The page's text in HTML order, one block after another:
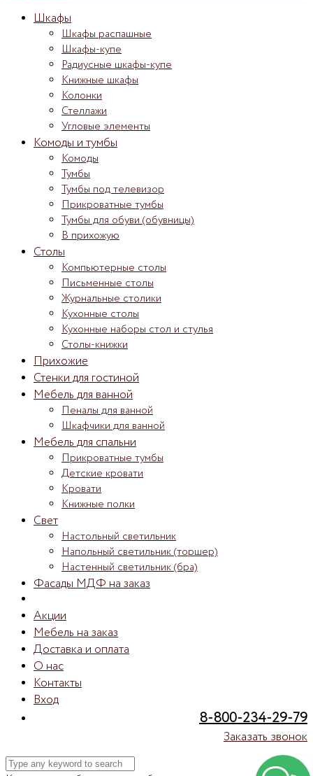
Шкафы
Шкафы распашные
Шкафы-купе
Радиусные шкафы-купе
Книжные шкафы
Колонки
Стеллажи
Угловые элементы
Комоды и тумбы
Комоды
Тумбы
Тумбы под телевизор
Прикроватные тумбы
Тумбы для обуви (обувницы)
В прихожую
Столы
Компьютерные столы
Письменные столы
Журнальные столики
Кухонные столы
Кухонные наборы стол и стулья
Столы-книжки
Прихожие
Стенки для гостиной
Мебель для ванной
Пеналы для ванной
Шкафчики для ванной
Мебель для спальни
Прикроватные тумбы
Детские кровати
Кровати
Книжные полки
Свет
Настольный светильник
Напольный светильник (торшер)
Настенный светильник (бра)
Фасады МДФ на заказ
Акции
Мебель на заказ
Доставка и оплата
О нас
Контакты
Вход
8-800-234-29-79
Заказать звонок